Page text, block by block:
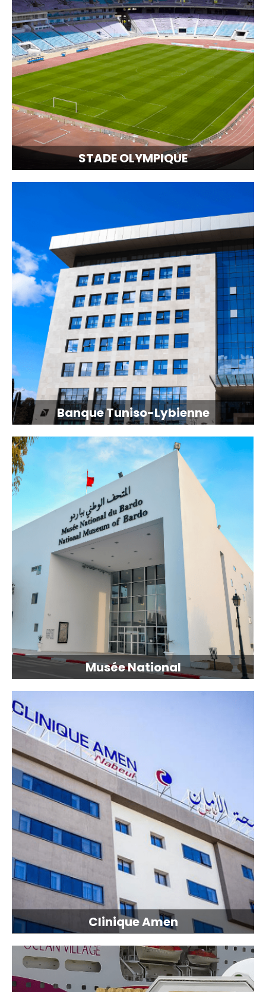
STADE OLYMPIQUE
Banque Tuniso-Lybienne
Musée National
Clinique Amen